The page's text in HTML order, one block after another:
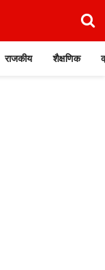
राजकीय शैक्षणिक